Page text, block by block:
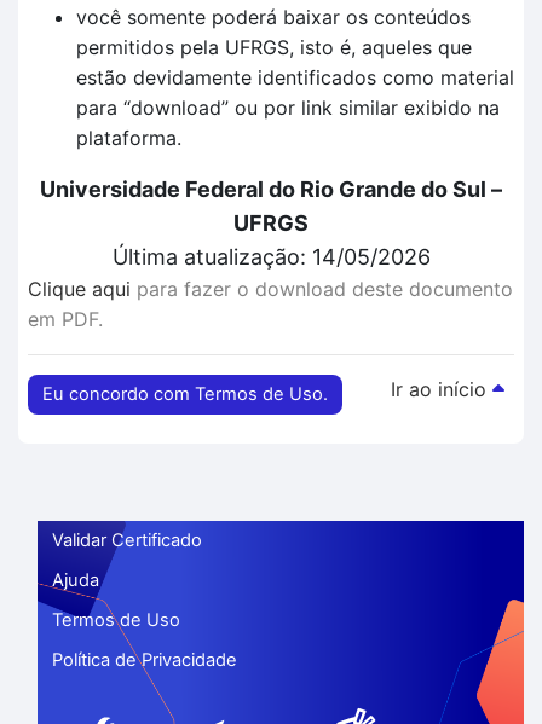
você somente poderá baixar os conteúdos
permitidos pela UFRGS, isto é, aqueles que
estão devidamente identificados como material
para “download” ou por link similar exibido na
plataforma.
Universidade Federal do Rio Grande do Sul –
UFRGS
Última atualização: 14/05/2026
Clique aqui para fazer o download deste documento
em PDF.
Eu concordo com Termos de Uso. Ir ao início
Validar Certificado
Ajuda
Termos de Uso
Política de Privacidade